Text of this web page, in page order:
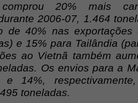
comprou 20% mais
2006-07, 1.464
de 40% nas exportações
e 15% para Tailândia
ao Vietnã também
Os envios para a
e 14%,
toneladas.